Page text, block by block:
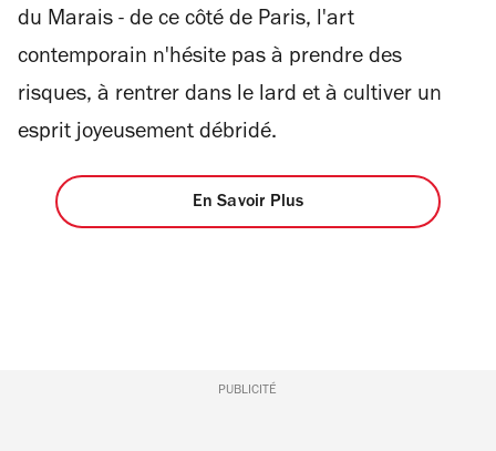
du Marais - de ce côté de Paris, l'art
contemporain n'hésite pas à prendre des
risques, à rentrer dans le lard et à cultiver un
esprit joyeusement débridé.
En Savoir Plus
PUBLICITÉ